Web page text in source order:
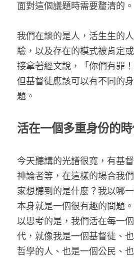
面對這個議題時需要釐清的。
我們在談的是人，活生生的
驗，以及存在的模式被肯定
接拿著經文說，「你們有罪
但基督徒應該可以有不同的
題。
活在一個多重身份的
今天聽講的光譜很寬，有基
神論者等，在這樣的場合我
家想聽到的是什麼？我以哪
本身就是一個很有趣的問題
以思考的是，我們活在每一
代，就像我是一個基督徒、
哲學的人、也是一個公民、